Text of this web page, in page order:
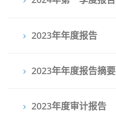
2023年年度报告
2023年年度报告摘要
2023年度审计报告